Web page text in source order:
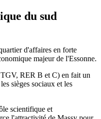
du sud
d'affaires en forte
majeur de l'Essonne.
TGV, RER B et C) en fait un
sièges sociaux et les
scientifique et